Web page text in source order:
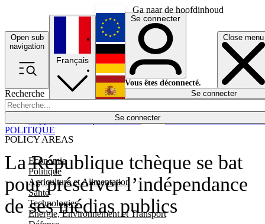
Ga naar de hoofdinhoud
Open sub
navigation
Close menu
Recherche
Se connecter
POLICY AREAS
Economie
Politique
Agriculture et Alimentation
Santé
Technologies
Energie, Environnement et Transport
Économie
Français
English
Deutsch
Español
Se connecter
Vous êtes déconnecté.
Se connecter
La République tchèque se bat
pour préserver l’indépendance
de ses médias publics
POLITIQUE